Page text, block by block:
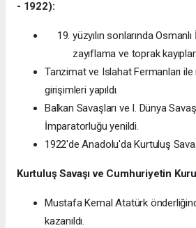
- 1922):
yüzyılın sonlarında
zayıflama ve toprak
Tanzimat ve Islahat Fermanları
girişimleri yapıldı.
Balkan Savaşları ve I. Dünya
İmparatorluğu yenildi.
1922'de Anadolu'da Kurtuluş
Kurtuluş Savaşı ve Cumhuriyetin
Mustafa Kemal Atatürk
kazanıldı.